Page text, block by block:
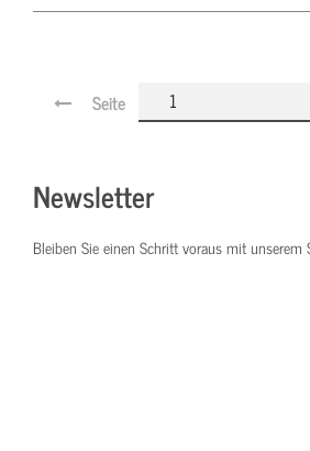
Seite
Newsletter
Bleiben Sie einen Schritt voraus mit unserem